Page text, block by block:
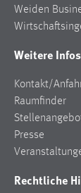
Weiden
Weitere Infos
Kontakt/
Raumfinder
Presse
Rechtliche